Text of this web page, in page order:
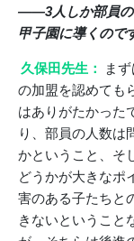
――3人しか部員の
甲子園に導くので
久保田先生：
ま
の加盟を認めても
はありがたかった
り、部員の人数は
かということ、そ
どうかが大きなポ
害のある子たちと
きないということ